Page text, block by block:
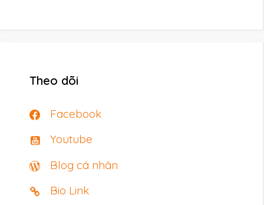
Theo dõi
Facebook
Youtube
Blog cá nhân
Bio Link